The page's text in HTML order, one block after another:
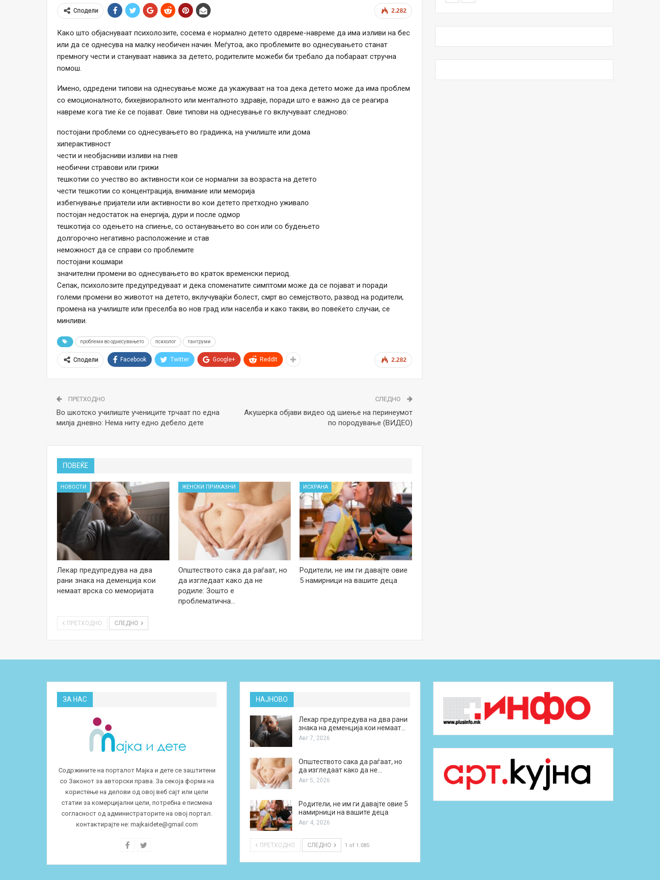
2.282
Сподели
Како што објаснуваат психолозите, сосема е нормално детето одвреме-навреме да има изливи на бес
или да се однесува на малку необичен начин. Меѓутоа, ако проблемите во однесувањето станат
премногу чести и стануваат навика за детето, родителите можеби би требало да побараат стручна
помош.
Имено, одредени типови на однесување може да укажуваат на тоа дека детето може да има проблем
со емоционалното, бихејвиоралното или менталното здравје, поради што е важно да се реагира
навреме кога тие ќе се појават. Овие типови на однесување го вклучуваат следново:
постојани проблеми со однесувањето во градинка, на училиште или дома
хиперактивност
чести и необјасниви изливи на гнев
необични стравови или грижи
тешкотии со учество во активности кои се нормални за возраста на детето
чести тешкотии со концентрација, внимание или меморија
избегнување пријатели или активности во кои детето претходно уживало
постојан недостаток на енергија, дури и после одмор
тешкотија со одењето на спиење, со останувањето во сон или со будењето
долгорочно негативно расположение и став
неможност да се справи со проблемите
постојани кошмари
значителни промени во однесувањето во краток временски период.
Сепак, психолозите предупредуваат и дека споменатите симптоми може да се појават и поради
големи промени во животот на детето, вклучувајќи болест, смрт во семејството, развод на родители,
промена на училиште или преселба во нов град или населба и како такви, во повеќето случаи, се
минливи.
проблеми во однесувањето психолог тантруми
2.282
Сподели Facebook Twitter Google+ ReddIt
ПРЕТХОДНО
Во шкотско училиште учениците трчаат по една
милја дневно: Нема ниту едно дебело дете
СЛЕДНО
Акушерка објави видео од шиење на перинеумот
по породување (ВИДЕО)
ПОВЕЌЕ
НОВОСТИ
Лекар предупредува на два
рани знака на деменција кои
немаат врска со меморијата
ЖЕНСКИ ПРИКАЗНИ
Општеството сака да раѓаат, но
да изгледаат како да не
родиле: Зошто е
проблематична…
ИСХРАНА
Родители, не им ги давајте овие
5 намирници на вашите деца
ПРЕТХОДНО СЛЕДНО
ЗА НАС
Содржините на порталот Мајка и дете се заштитени
со Законот за авторски права. За секоја форма на
користење на делови од овој веб сајт или цели
статии за комерцијални цели, потребна е писмена
согласност од администраторите на овој портал.
контактирајте не: majkaidete@gmail.com
НАЈНОВО
Лекар предупредува на два рани
знака на деменција кои немаат…
Авг 7, 2026
Општеството сака да раѓаат, но
да изгледаат како да не…
Авг 5, 2026
Родители, не им ги давајте овие 5
намирници на вашите деца
Авг 4, 2026
ПРЕТХОДНО СЛЕДНО 1 of 1.085